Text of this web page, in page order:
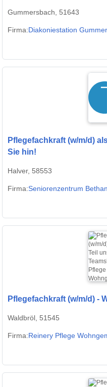
Gummersbach, 51643
Firma:Diakoniestation
Pflegefachkraft (w/m/d)
Sie hin!
Halver, 58553
Firma:Seniorenzentrum
Pflegefachkraft (w/m/d) -
Waldbröl, 51545
Firma:Reinery Pflege